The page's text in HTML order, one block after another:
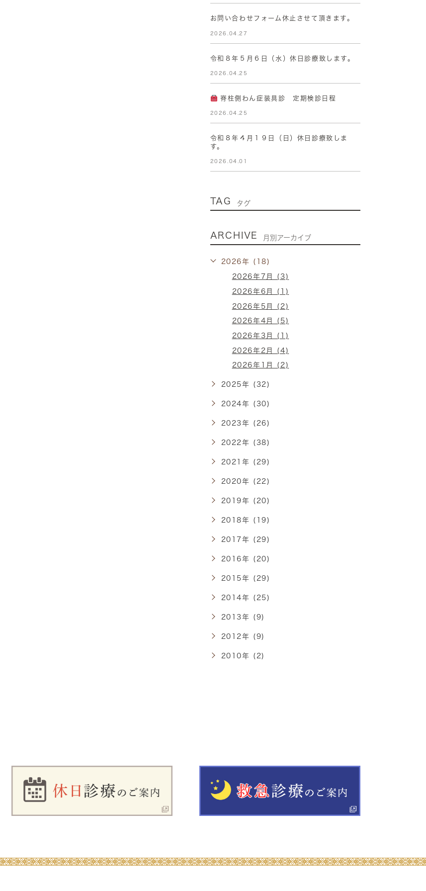
お問い合わせフォーム休止させて頂きます。
2026.04.27
令和８年５月６日（水）休日診療致します。
2026.04.25
脊柱側わん症装具診 定期検診日程
2026.04.25
令和８年４月１９日（日）休日診療致しま
す。
2026.04.01
TAG タグ
ARCHIVE 月別アーカイブ
2026年 (18)
2026年7月 (3)
2026年6月 (1)
2026年5月 (2)
2026年4月 (5)
2026年3月 (1)
2026年2月 (4)
2026年1月 (2)
2025年 (32)
2024年 (30)
2023年 (26)
2022年 (38)
2021年 (29)
2020年 (22)
2019年 (20)
2018年 (19)
2017年 (29)
2016年 (20)
2015年 (29)
2014年 (25)
2013年 (9)
2012年 (9)
2010年 (2)